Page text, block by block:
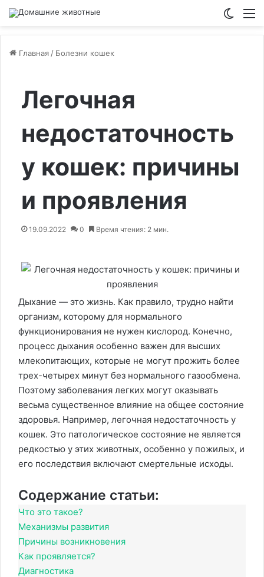
Главная / Болезни кошек
Легочная
недостаточность
у кошек: причины
и проявления
19.09.2022 0 Время чтения: 2 мин.
Дыхание — это жизнь. Как правило, трудно найти
организм, которому для нормального
функционирования не нужен кислород. Конечно,
процесс дыхания особенно важен для высших
млекопитающих, которые не могут прожить более
трех-четырех минут без нормального газообмена.
Поэтому заболевания легких могут оказывать
весьма существенное влияние на общее состояние
здоровья. Например, легочная недостаточность у
кошек. Это патологическое состояние не является
редкостью у этих животных, особенно у пожилых, и
его последствия включают смертельные исходы.
Содержание статьи:
Что это такое?
Механизмы развития
Причины возникновения
Как проявляется?
Диагностика